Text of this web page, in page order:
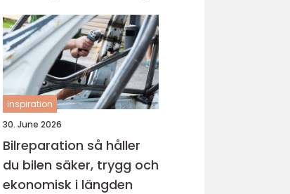
och roligare körning
inspiration
30. June 2026
Bilreparation så håller
du bilen säker, trygg och
ekonomisk i längden